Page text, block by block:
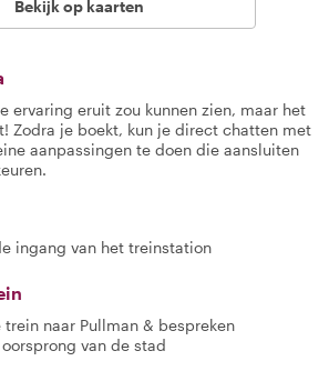
Bekijk op kaarten
ervaring eruit zou kunnen zien, maar het
Zodra je boekt, kun je direct chatten met
aanpassingen te doen die aansluiten
ingang van het treinstation
trein naar Pullman & bespreken
van de stad